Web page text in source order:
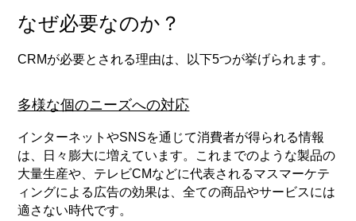
なぜ必要なのか？
CRMが必要とされる理由は、以下5つが挙げられます。
多様な個のニーズへの対応
インターネットやSNSを通じて消費者が得られる情報
は、日々膨大に増えています。これまでのような製品の
大量生産や、テレビCMなどに代表されるマスマーケテ
ィングによる広告の効果は、全ての商品やサービスには
適さない時代です。